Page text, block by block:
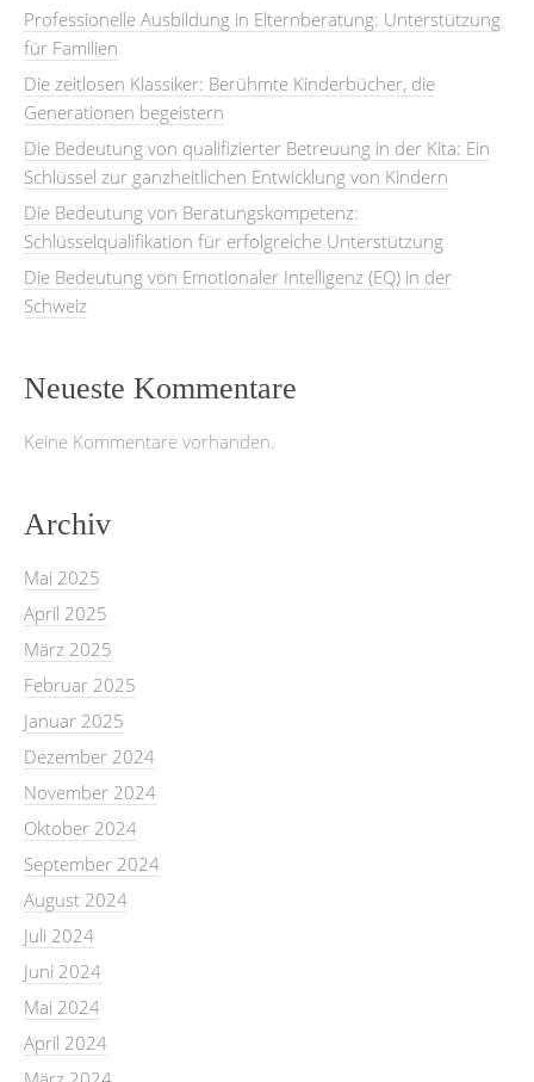
Professionelle Ausbildung in Elternberatung: Unterstützung
für Familien
Die zeitlosen Klassiker: Berühmte Kinderbücher, die
Generationen begeistern
Die Bedeutung von qualifizierter Betreuung in der Kita: Ein
Schlüssel zur ganzheitlichen Entwicklung von Kindern
Die Bedeutung von Beratungskompetenz:
Schlüsselqualifikation für erfolgreiche Unterstützung
Die Bedeutung von Emotionaler Intelligenz (EQ) in der
Schweiz
Neueste Kommentare
Keine Kommentare vorhanden.
Archiv
Mai 2025
April 2025
März 2025
Februar 2025
Januar 2025
Dezember 2024
November 2024
Oktober 2024
September 2024
August 2024
Juli 2024
Juni 2024
Mai 2024
April 2024